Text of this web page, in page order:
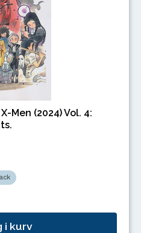
Men (2024) Vol. 4:
i kurv